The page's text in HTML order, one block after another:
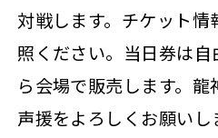
対戦します。チケット情
照ください。当日券は
ら会場で販売します。
声援をよろしくお願いし